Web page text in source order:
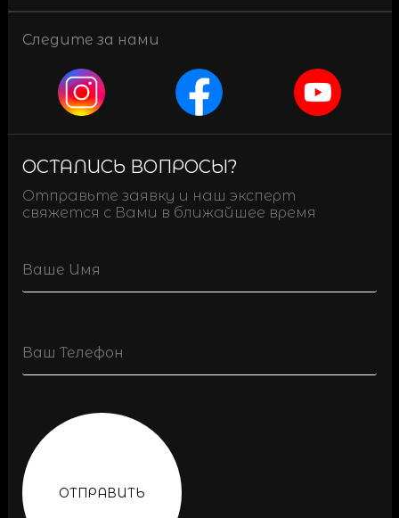
Следите за нами
ОСТАЛИСЬ ВОПРОСЫ?
Отправьте заявку и наш эксперт
свяжется с Вами в ближайшее время
(Обязательно)